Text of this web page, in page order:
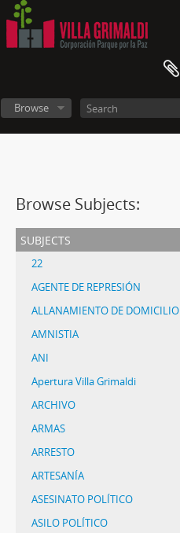
Browse
Browse Subjects:
subjects
22
AGENTE DE REPRESIÓN
ALLANAMIENTO DE DOMICILIO
AMNISTIA
ANI
Apertura Villa Grimaldi
ARCHIVO
ARMAS
ARRESTO
ARTESANÍA
ASESINATO POLÍTICO
ASILO POLÍTICO